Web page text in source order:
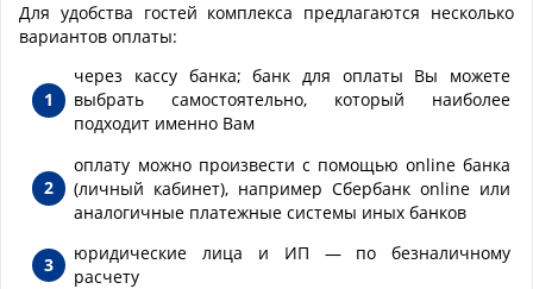
Для удобства гостей комплекса предлагаются несколько
вариантов оплаты:
через кассу банка; банк для оплаты Вы можете
выбрать самостоятельно, который наиболее
подходит именно Вам
оплату можно произвести с помощью online банка
(личный кабинет), например Сбербанк online или
аналогичные платежные системы иных банков
юридические лица и ИП — по безналичному
расчету